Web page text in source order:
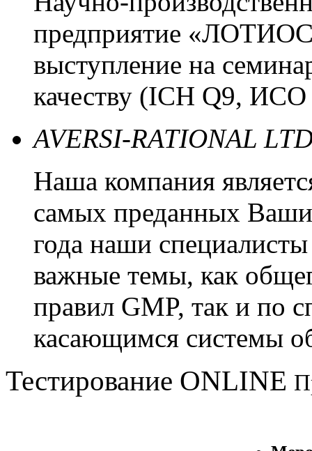
предприятие
выступление на
качеству (ICH Q9,
AVERSI-RATIONAL
Наша компания
самых преданных
года наши
важные темы, как
правил GMP, так и по
касающимся системы
Тестирование ONLINE